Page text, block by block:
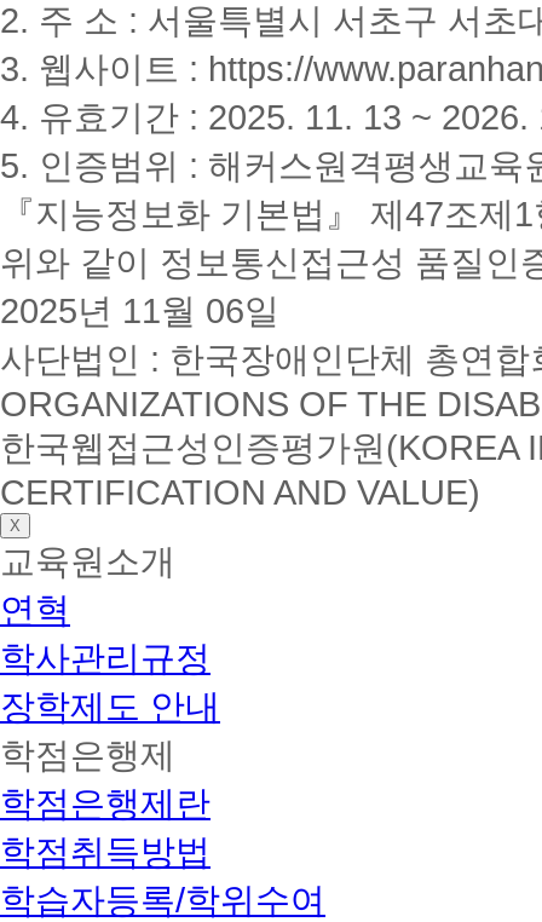
2. 주 소 : 서울특별시 서초구 서초
3. 웹사이트 : https://
4. 유효기간 : 2025. 11. 13 ~ 2026.
5. 인증범위 : 해커스원격평생교육
『지능정보화 기본법』 제47조
위와 같이 정보통신접근성 품질인
2025년 11월 06일
사단법인 : 한국장애인단체 총연
ORGANIZATIONS OF THE
한국웹접근성인증평가원(KOREA
CERTIFICATION AND VALUE)
X
교육원소개
연혁
학사관리규정
장학제도 안내
학점은행제
학점은행제란
학점취득방법
학습자등록/학위수여